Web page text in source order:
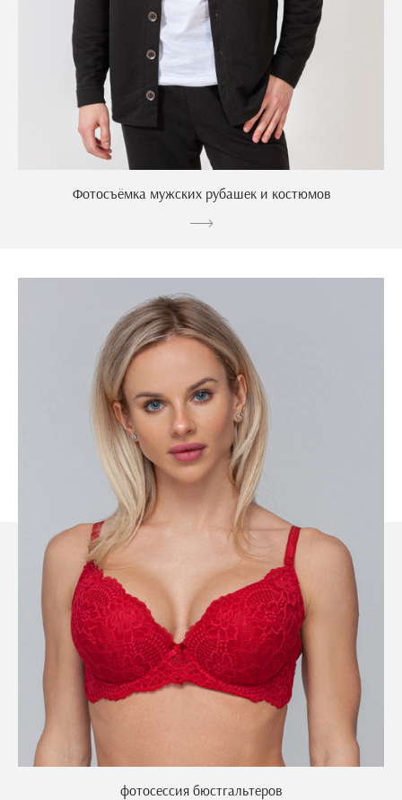
Фотосъёмка мужских рубашек и костюмов
фотосессия бюстгальтеров